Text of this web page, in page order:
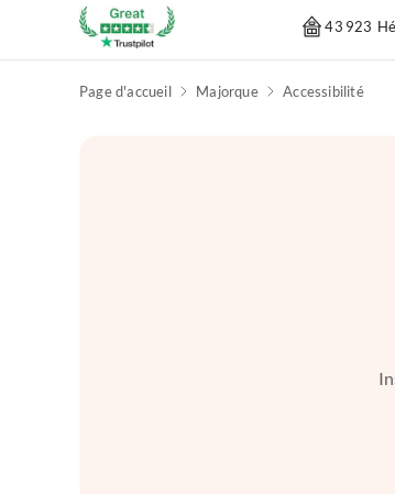
43 923
Page d'accueil Majorque Accessibilité